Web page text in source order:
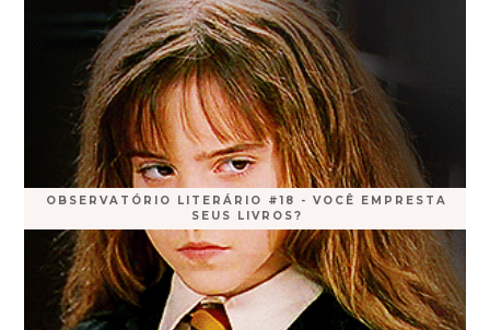
OBSERVATÓRIO LITERÁRIO #18 - VOCÊ EMPRESTA
SEUS LIVROS?